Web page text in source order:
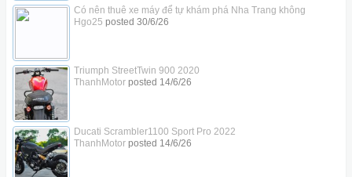
Có nên thuê xe máy để tự khám phá Nha Trang không
Hgo25 posted 30/6/26
Triumph StreetTwin 900 2020
ThanhMotorposted 14/6/26
Ducati Scrambler1100 Sport Pro 2022
ThanhMotorposted 14/6/26